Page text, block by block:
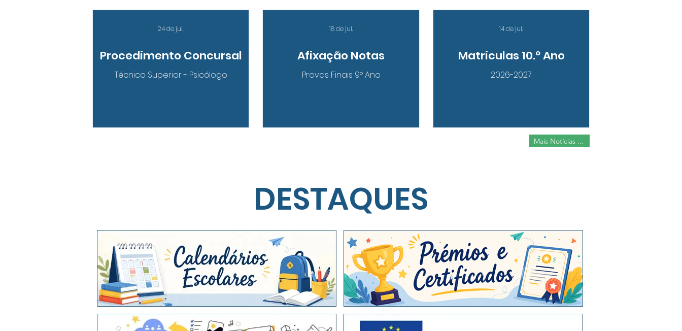
Procedimento Concursal
Técnico Superior - Psicólogo
24 de jul.
Afixação Notas
Provas Finais 9º Ano
18 de jul.
Matriculas 10.º Ano
2026-2027
14 de jul.
Mais Notícias ...
DESTAQUES